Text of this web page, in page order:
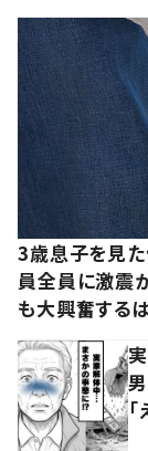
3歳息子を見た
員全員に激震
も大興奮するは